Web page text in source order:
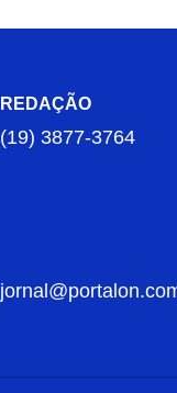
REDAÇÃO
(19) 3877-3764